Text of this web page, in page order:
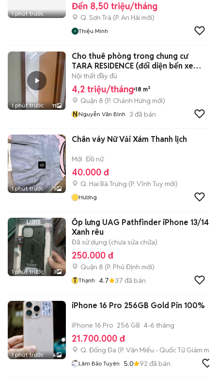
1 phút trước
Đến 8,50 triệu/tháng
Q. Sơn Trà (P. An Hải mới)
Thiệu Minh
1 phút trước 11
Cho thuê phòng trong chung cư
TARA RESIDENCE (đối diện bến xe
Q8)
Nội thất đầy đủ
4,2 triệu/tháng 18 m²
Quận 8 (P. Chánh Hưng mới)
NNguyễn Văn Bình 3 đã bán
1 phút trước 3
Chân váy Nữ Vải Xám Thanh lịch
Mới Đồ nữ
40.000 đ
Q. Hai Bà Trưng (P. Vĩnh Tuy mới)
Hương
1 phút trước 3
Ốp lưng UAG Pathfinder iPhone 13/14
Xanh rêu
Đã sử dụng (chưa sửa chữa)
250.000 đ
Quận 8 (P. Phú Định mới)
T Thạnh 4.7 37 đã bán
1 phút trước 6
iPhone 16 Pro 256GB Gold Pin 100%
iPhone 16 Pro 256 GB 4-6 tháng
21.700.000 đ
Q. Đống Đa (P. Văn Miếu - Quốc Tử Giám mới)
Lâm Bảo Tuyên 5.0 92 đã bán